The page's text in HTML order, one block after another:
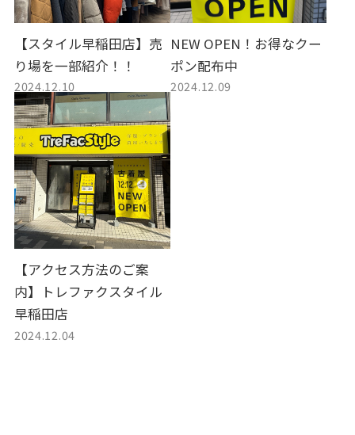
【スタイル早稲田店】売
り場を一部紹介！！
2024.12.10
NEW OPEN！お得なクー
ポン配布中
2024.12.09
【アクセス方法のご案
内】トレファクスタイル
早稲田店
2024.12.04